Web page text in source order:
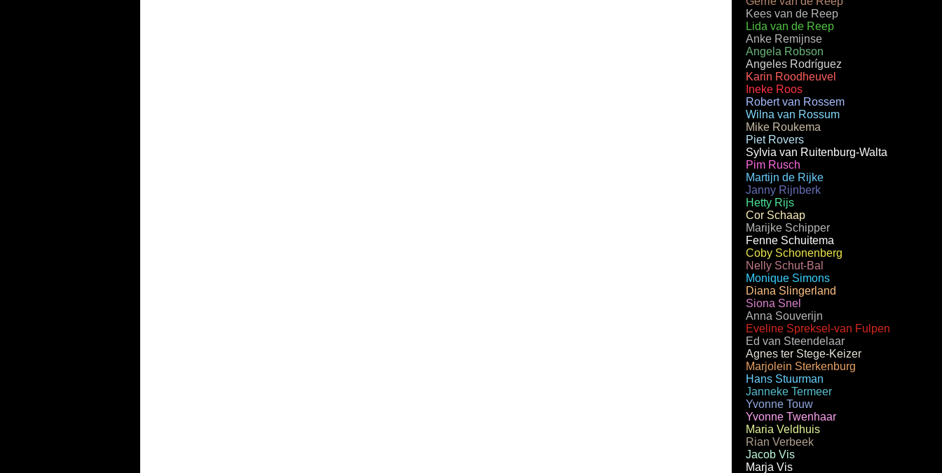
Kees van de Reep
Lida van de Reep
Anke Remijnse
Angela Robson
Angeles Rodríguez
Karin Roodheuvel
Ineke Roos
Robert van Rossem
Wilna van Rossum
Mike Roukema
Piet Rovers
Sylvia van Ruitenburg-Walta
Pim Rusch
Martijn de Rijke
Janny Rijnberk
Hetty Rijs
Cor Schaap
Marijke Schipper
Fenne Schuitema
Coby Schonenberg
Nelly Schut-Bal
Monique Simons
Diana Slingerland
Siona Snel
Anna Souverijn
Eveline Spreksel-van Fulpen
Ed van Steendelaar
Agnes ter Stege-Keizer
Marjolein Sterkenburg
Hans Stuurman
Janneke Termeer
Yvonne Touw
Yvonne Twenhaar
Maria Veldhuis
Rian Verbeek
Jacob Vis
Marja Vis